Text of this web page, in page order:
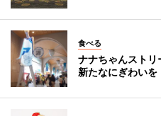
食べる
ナナちゃんスト
新たなにぎわいを